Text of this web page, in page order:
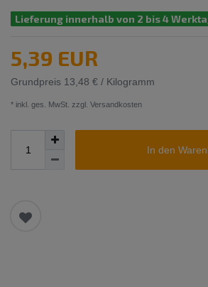
Lieferung innerhalb von 2 bis 4
5,39 EUR
Grundpreis 13,48 € / Kilogramm
* inkl. ges. MwSt. zzgl. Versandkosten
In den